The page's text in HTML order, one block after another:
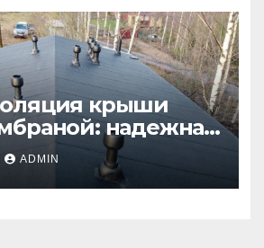
крыши
надежная
влаги
ADMIN